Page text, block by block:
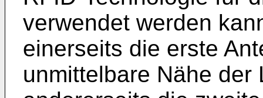
verwendet werden
einerseits die erste
unmittelbare Nähe der